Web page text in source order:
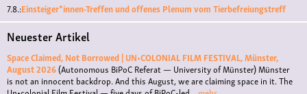
7.8.:Einsteiger*innen-Treffen und offenes Plenum vom Tierbefreiungstreff
Neuester Artikel
Space Claimed, Not Borrowed | UN•COLONIAL FILM FESTIVAL, Münster,
August 2026(Autonomous BiPoC Referat — University of Münster)Münster
is not an innocent backdrop. And this August, we are claiming space in it. The